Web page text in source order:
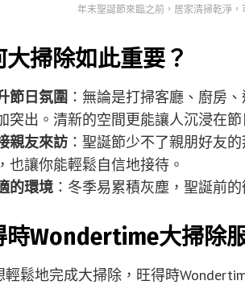
年末聖誕節來臨之前，居家清掃乾淨
大掃除如此重要？
節日氛圍 ：無論是打掃客廳、廚房
突出。清新的空間更能讓人沉浸在
親友來訪 ：聖誕節少不了親朋好友
也讓你能輕鬆自信地接待。
的環境 ：冬季易累積灰塵，聖誕前
時Wondertime大掃除
輕鬆地完成大掃除，旺得時